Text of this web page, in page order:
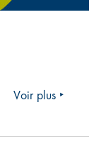
Voir plus ‣